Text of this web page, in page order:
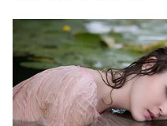
Image Credit :Pinterest (AI
বক্রী হবে শনি
বৃষ রাশির জাতকদের
অত্যন্ত লাভজনক। সুখ,